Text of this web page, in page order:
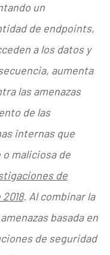
un
de endpoints,
a los datos y
aumenta
las amenazas
de las
internas que
maliciosa de
de
. Al combinar la
basada en
de seguridad